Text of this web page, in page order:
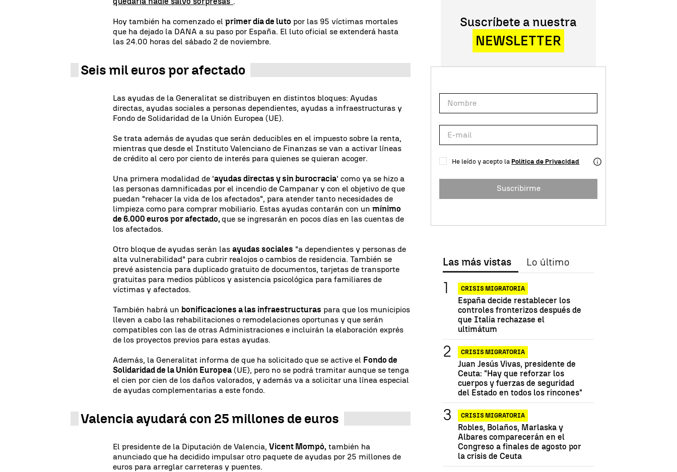
Hoy también ha comenzado elprimer día de luto por las 95 víctimas mortales
que ha dejado la DANA a su paso por España. El luto oficial se extenderá hasta
las 24.00 horas del sábado 2 de noviembre.
Seis mil euros por afectado
Las ayudas de la Generalitat se distribuyen en distintos bloques: Ayudas
directas, ayudas sociales a personas dependientes, ayudas a infraestructuras y
Fondo de Solidaridad de la Unión Europea (UE).
Se trata además de ayudas que serán deducibles en el impuesto sobre la renta,
mientras que desde el Instituto Valenciano de Finanzas se van a activar líneas
de crédito al cero por ciento de interés para quienes se quieran acoger.
Una primera modalidad de 'ayudas directas y sin burocracia' como ya se hizo a
las personas damnificadas por el incendio de Campanar y con el objetivo de que
puedan "rehacer la vida de los afectados", para atender tanto necesidades de
limpieza como para comprar mobiliario. Estas ayudas contarán con unmínimo
de 6.000 euros por afectado,que se ingresarán en pocos días en las cuentas de
los afectados.
Otro bloque de ayudas serán lasayudas sociales "a dependientes y personas de
alta vulnerabilidad" para cubrir realojos o cambios de residencia. También se
prevé asistencia para duplicado gratuito de documentos, tarjetas de transporte
gratuitas para medios públicos y asistencia psicológica para familiares de
víctimas y afectados.
También habrá unbonificaciones a las infraestructuras para que los municipios
lleven a cabo las rehabilitaciones o remodelaciones oportunas y que serán
compatibles con las de otras Administraciones e incluirán la elaboración exprés
de los proyectos previos para estas ayudas.
Además, la Generalitat informa de que ha solicitado que se active el Fondo de
Solidaridad de la Unión Europea (UE), pero no se podrá tramitar aunque se tenga
el cien por cien de los daños valorados, y además va a solicitar una línea especial
de ayudas complementarias a este fondo.
Valencia ayudará con 25 millones de euros
El presidente de la Diputación de Valencia,Vicent Mompó, también ha
anunciado que ha decidido impulsar otro paquete de ayudas por 25 millones de
euros para arreglar carreteras y puentes.
Suscríbete a nuestra
NEWSLETTER
He leído y acepto la Política de Privacidad
Suscribirme
Las más vistas Lo último
CRISIS MIGRATORIA
España decide restablecer los
controles fronterizos después de
que Italia rechazase el
ultimátum
CRISIS MIGRATORIA
Juan Jesús Vivas, presidente de
Ceuta: "Hay que reforzar los
cuerpos y fuerzas de seguridad
del Estado en todos los rincones"
CRISIS MIGRATORIA
Robles, Bolaños, Marlaska y
Albares comparecerán en el
Congreso a finales de agosto por
la crisis de Ceuta